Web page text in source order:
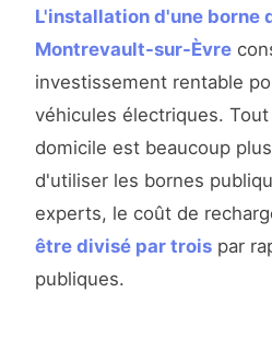
L'installation d'une borne
Montrevault-sur-Èvre
investissement rentable
véhicules électriques.
domicile est beaucoup
d'utiliser les bornes
experts, le coût de
être divisé par trois par
publiques.